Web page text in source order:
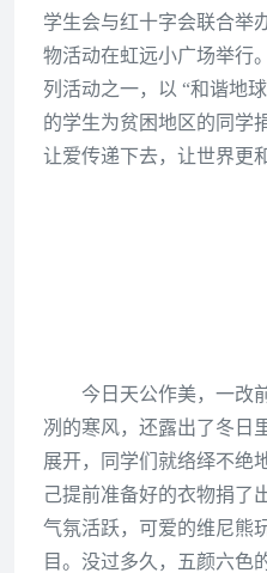
学生会与红十字会联合举
物活动在虹远小广场举行
列活动之一，以 “和谐地
的学生为贫困地区的同学
让爱传递下去，让世界更
今日天公作美，一改
冽的寒风，还露出了冬日
展开，同学们就络绎不绝
己提前准备好的衣物捐了
气氛活跃，可爱的维尼熊
目。没过多久，五颜六色